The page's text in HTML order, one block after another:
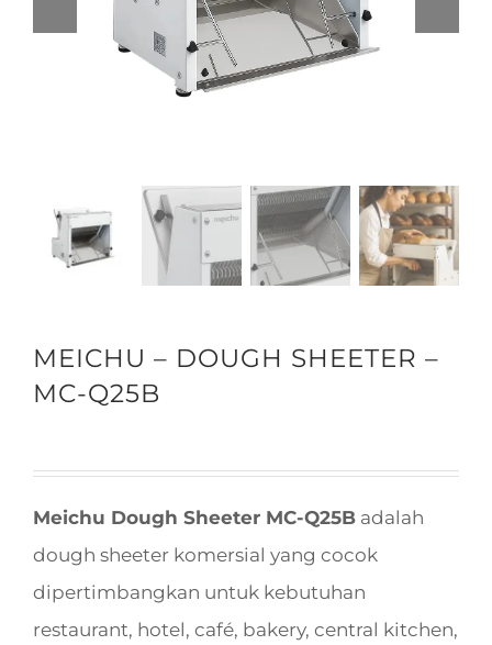
MEICHU – DOUGH SHEETER –
MC-Q25B
Meichu Dough Sheeter MC-Q25B adalah
dough sheeter komersial yang cocok
dipertimbangkan untuk kebutuhan
restaurant, hotel, café, bakery, central kitchen,